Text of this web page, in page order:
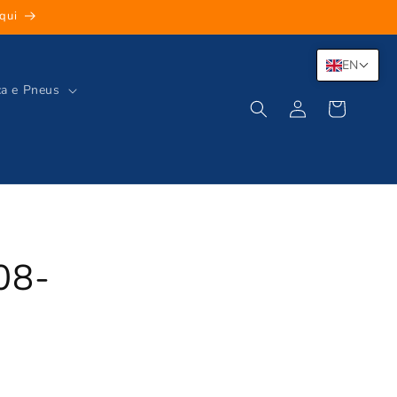
e Pneus
Log
in
Cart
EN